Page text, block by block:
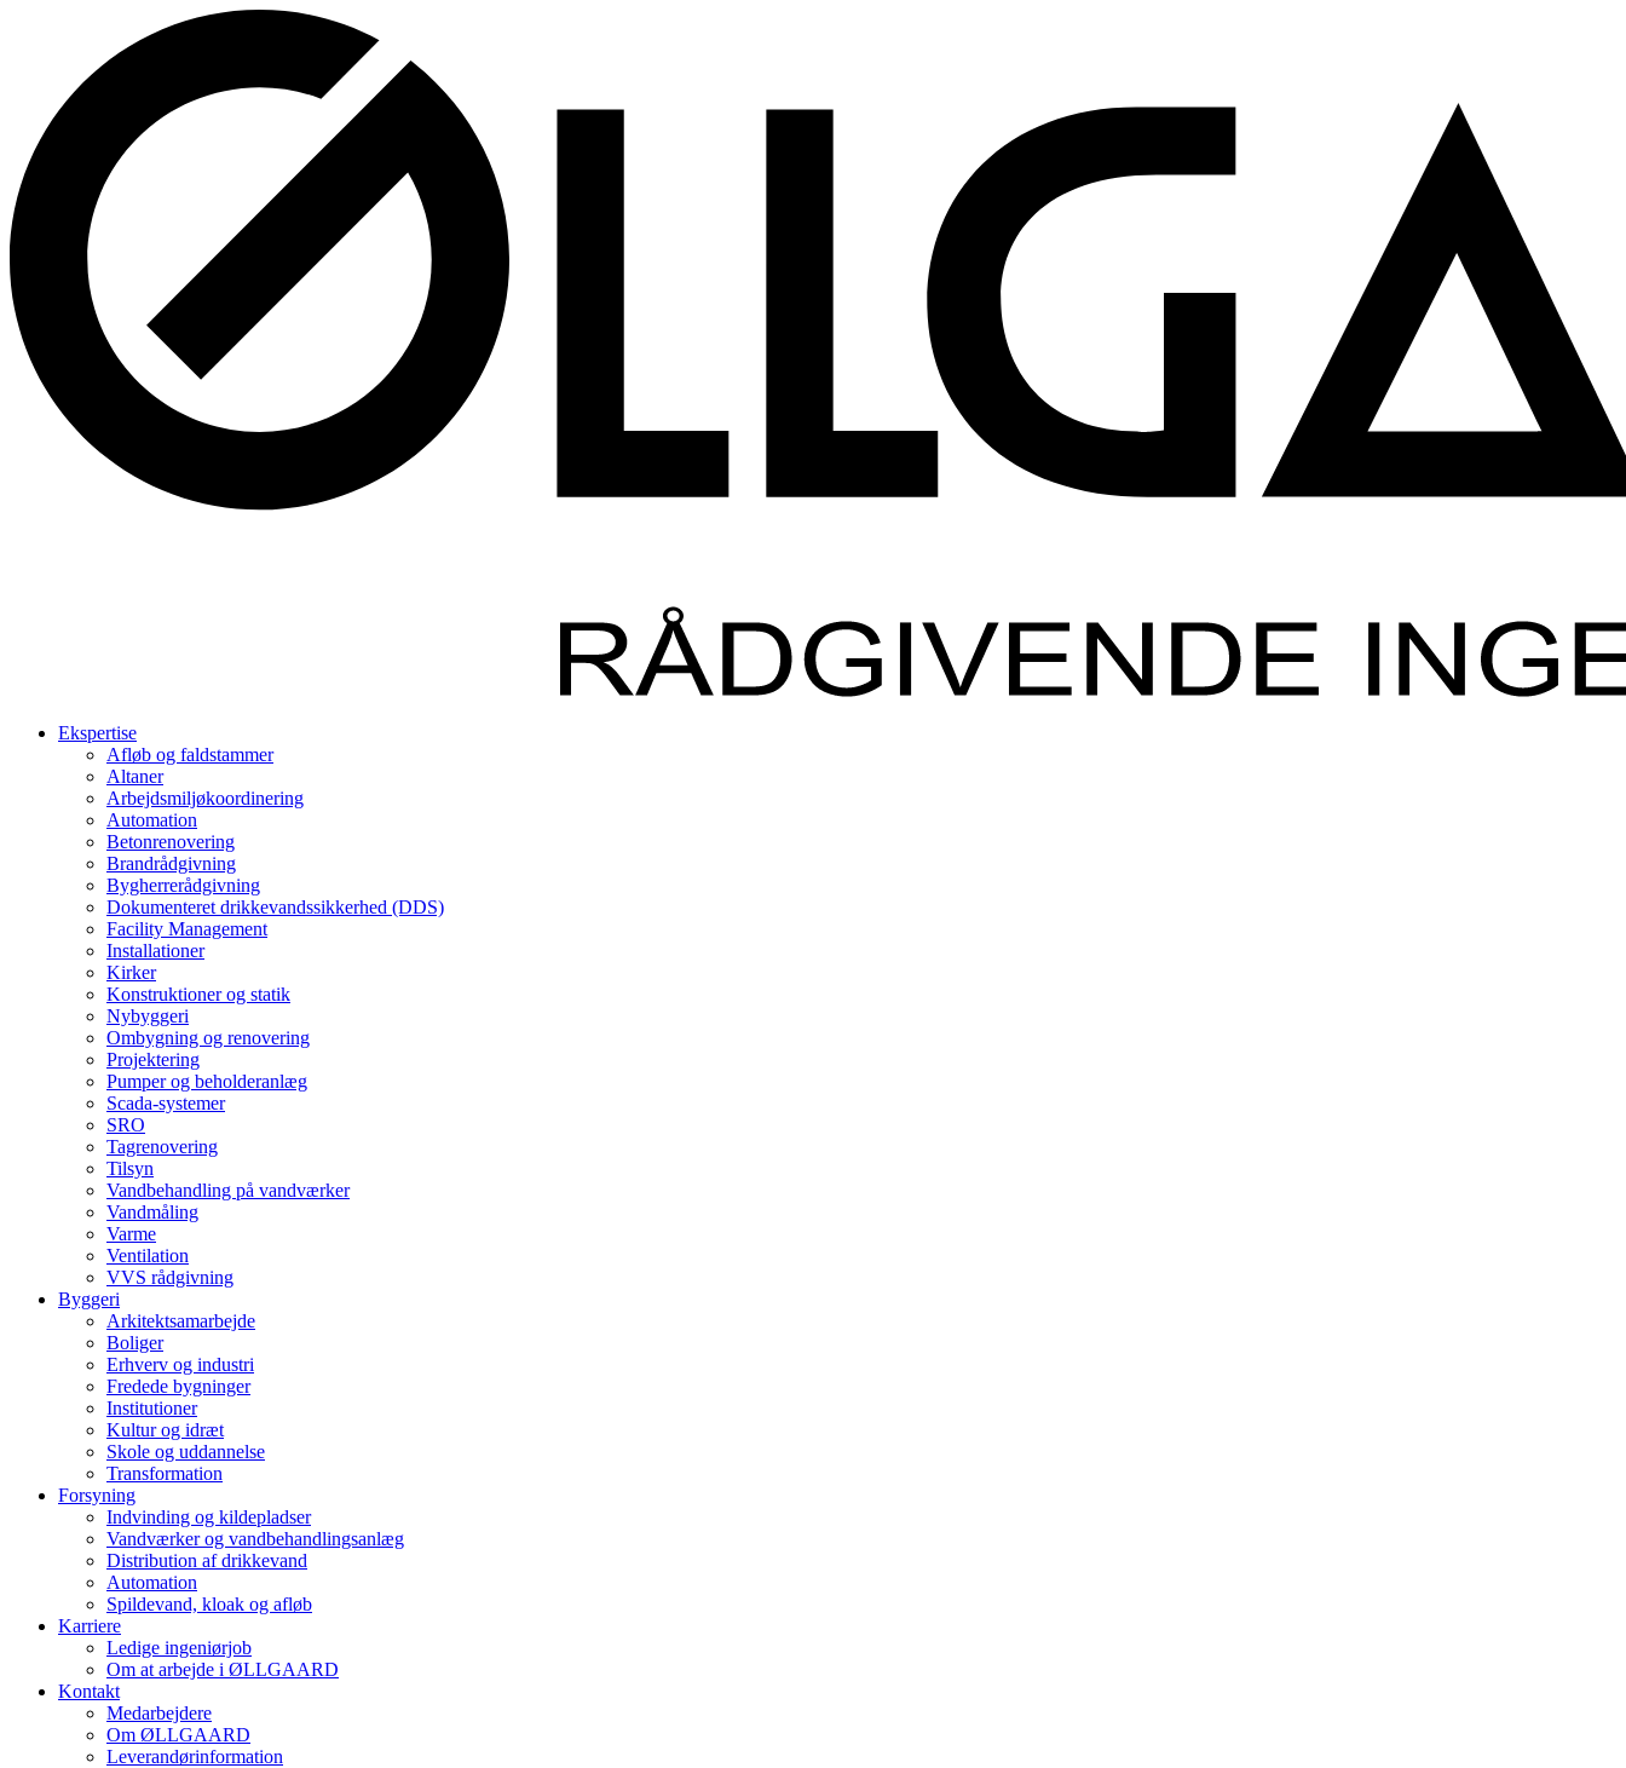
Ekspertise
Afløb og faldstammer
Altaner
Arbejdsmiljøkoordinering
Automation
Betonrenovering
Brandrådgivning
Bygherrerådgivning
Dokumenteret drikkevandssikkerhed (DDS)
Facility Management
Installationer
Kirker
Konstruktioner og statik
Nybyggeri
Ombygning og renovering
Projektering
Pumper og beholderanlæg
Scada-systemer
SRO
Tagrenovering
Tilsyn
Vandbehandling på vandværker
Vandmåling
Varme
Ventilation
VVS rådgivning
Byggeri
Arkitektsamarbejde
Boliger
Erhverv og industri
Fredede bygninger
Institutioner
Kultur og idræt
Skole og uddannelse
Transformation
Forsyning
Indvinding og kildepladser
Vandværker og vandbehandlingsanlæg
Distribution af drikkevand
Automation
Spildevand, kloak og afløb
Karriere
Ledige ingeniørjob
Om at arbejde i ØLLGAARD
Kontakt
Medarbejdere
Om ØLLGAARD
Leverandørinformation